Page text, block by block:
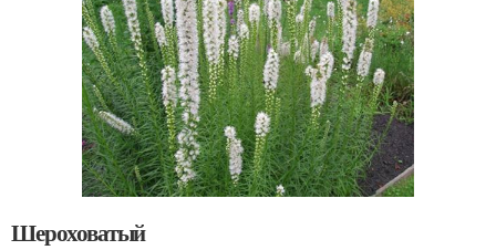
Шероховатый